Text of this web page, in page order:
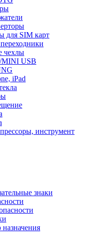
для SIM карт
чехлы
MINI USB
iPad
инструмент
знаки